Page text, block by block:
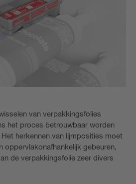
van verpakkingsfolies
het proces betrouwbaar worden
herkennen van lijmposities moet
oppervlakonafhankelijk gebeuren,
de verpakkingsfolie zeer divers